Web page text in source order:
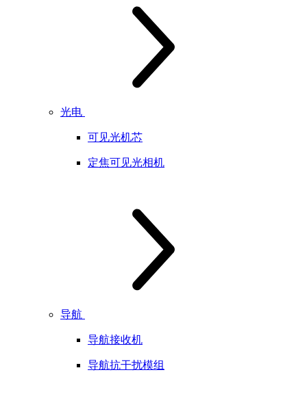
光电
可见光机芯
定焦可见光相机
导航
导航接收机
导航抗干扰模组